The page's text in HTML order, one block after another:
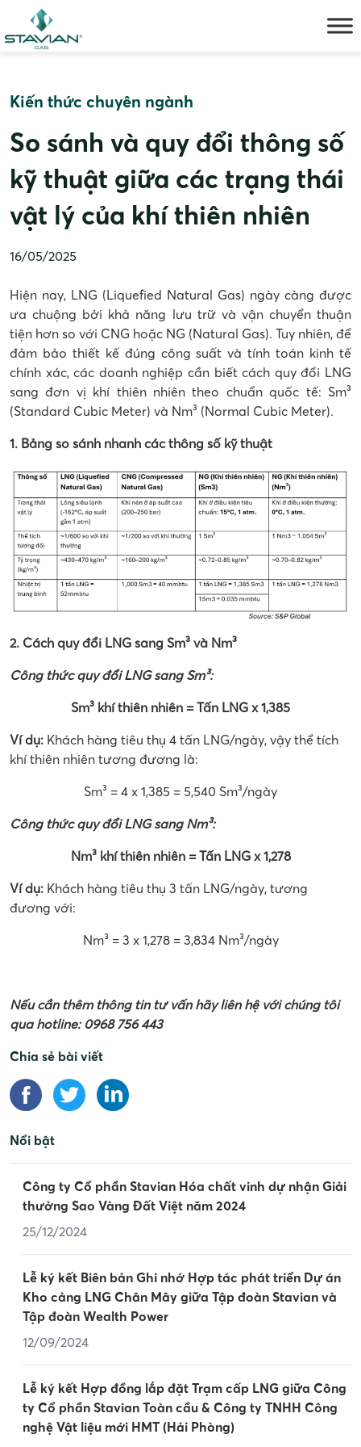
content
Kiến thức chuyên ngành
So sánh và quy đổi thông số
kỹ thuật giữa các trạng thái
vật lý của khí thiên nhiên
16/05/2025
Hiện nay, LNG (Liquefied Natural Gas) ngày càng được
ưa chuộng bởi khả năng lưu trữ và vận chuyển thuận
tiện hơn so với CNG hoặc NG (Natural Gas). Tuy nhiên, để
đảm bảo thiết kế đúng công suất và tính toán kinh tế
chính xác, các doanh nghiệp cần biết cách quy đổi LNG
sang đơn vị khí thiên nhiên theo chuẩn quốc tế: Sm³
(Standard Cubic Meter) và Nm³ (Normal Cubic Meter).
1. Bảng so sánh nhanh các thông số kỹ thuật
2. Cách quy đổi LNG sang Sm³ và Nm³
Công thức quy đổi LNG sang Sm³:
Sm³ khí thiên nhiên = Tấn LNG x 1,385
Ví dụ: Khách hàng tiêu thụ 4 tấn LNG/ngày, vậy thể tích
khí thiên nhiên tương đương là:
Sm³ = 4 x 1,385 = 5,540 Sm³/ngày
Công thức quy đổi LNG sang Nm³:
Nm³ khí thiên nhiên = Tấn LNG x 1,278
Ví dụ: Khách hàng tiêu thụ 3 tấn LNG/ngày, tương
đương với:
Nm³ = 3 x 1,278 = 3,834 Nm³/ngày
Nếu cần thêm thông tin tư vấn hãy liên hệ với chúng tôi
qua hotline: 0968 756 443
Chia sẻ bài viết
Nổi bật
Công ty Cổ phần Stavian Hóa chất vinh dự nhận Giải
thưởng Sao Vàng Đất Việt năm 2024
25/12/2024
Lễ ký kết Biên bản Ghi nhớ Hợp tác phát triển Dự án
Kho cảng LNG Chân Mây giữa Tập đoàn Stavian và
Tập đoàn Wealth Power
12/09/2024
Lễ ký kết Hợp đồng lắp đặt Trạm cấp LNG giữa Công
ty Cổ phần Stavian Toàn cầu & Công ty TNHH Công
nghệ Vật liệu mới HMT (Hải Phòng)